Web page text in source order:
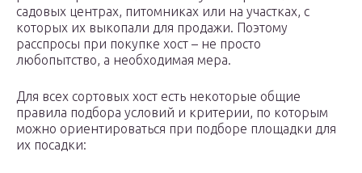
садовых центрах, питомниках или на участках, с
которых их выкопали для продажи. Поэтому
расспросы при покупке хост – не просто
любопытство, а необходимая мера.
Для всех сортовых хост есть некоторые общие
правила подбора условий и критерии, по которым
можно ориентироваться при подборе площадки для
их посадки: